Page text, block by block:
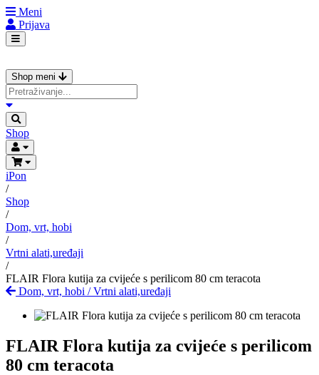
Meni
Prijava
Shop meni
Shop
iPon
/
Shop
/
Dom, vrt, hobi
/
Vrtni alati,uređaji
/
FLAIR Flora kutija za cvijeće s perilicom 80 cm teracota
Dom, vrt, hobi /Vrtni alati,uređaji
FLAIR Flora kutija za cvijeće s perilicom
80 cm teracota